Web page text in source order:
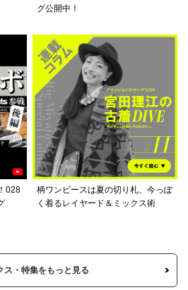
グ公開中！
028
柄ワンピースは夏の切り札、今っぽ
く着るレイヤード＆ミックス術
ス・特集をもっと見る